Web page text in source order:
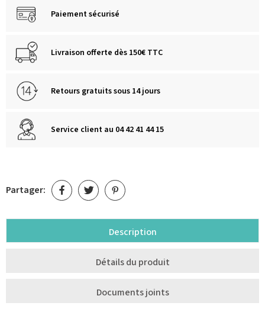
Paiement sécurisé
Livraison offerte dès 150€ TTC
Retours gratuits sous 14 jours
Service client au 04 42 41 44 15
Partager:
Description
Détails du produit
Documents joints